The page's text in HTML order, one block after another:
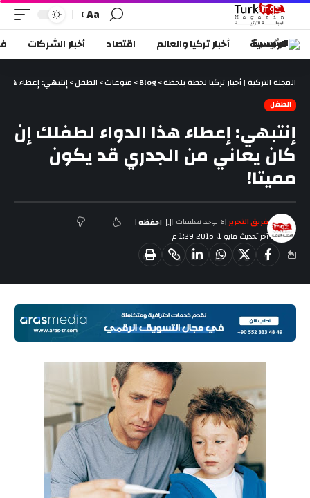
Aa
الرئيسية أخبار تركيا والعالم اقتصاد أخبار الشركات
المجلة التركية | أخبار تركيا لحظة بلحظة>
Blog
>منوعات>الطفل>إنتبهي: إعطاء
الطفل
إنتبهي: إعطاء هذا الدواء لطفلك إن
كان يعاني من الجدري قد يكون
مميتا!
آخر تحديث مايو 1, 2016 1:29 م
فريق التحرير لا توجد تعليقات